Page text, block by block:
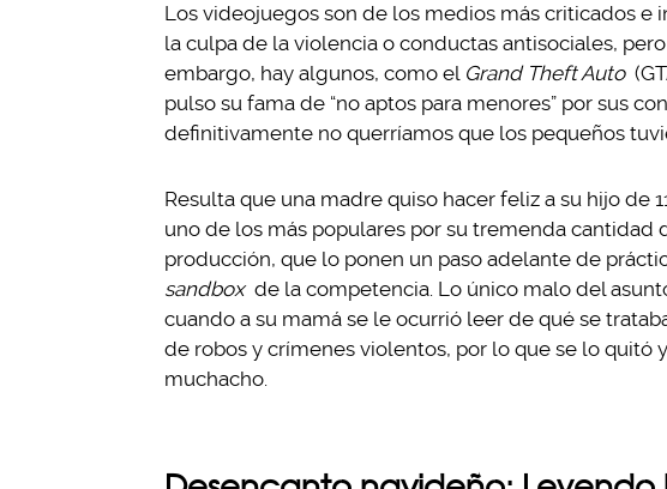
Los videojuegos son de los medios más criticados
la culpa de la violencia o conductas antisociales,
embargo, hay algunos, como el Grand Theft Auto
pulso su fama de “no aptos para menores” por sus
definitivamente no querríamos que los pequeños
Resulta que una madre quiso hacer feliz a su hijo de
uno de los más populares por su tremenda
producción, que lo ponen un paso adelante de
sandbox de la competencia. Lo único malo del
cuando a su mamá se le ocurrió leer de qué se
de robos y crímenes violentos, por lo que se lo quitó
muchacho.